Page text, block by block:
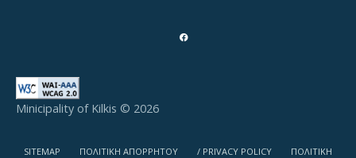
Minicipality of Kilkis © 2026
SITEMAP ΠΟΛΙΤΙΚΗ ΑΠΟΡΡΗΤΟΥ / PRIVACY POLICY ΠΟΛΙΤΙΚΗ